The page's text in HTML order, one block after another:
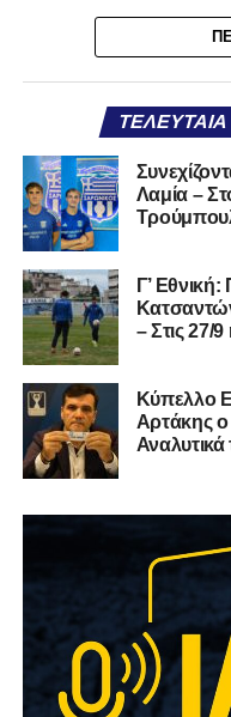
Λαμία –
Γ’
– Στις 27/
Kύπελλο
Αρτάκης
Αναλυτικά